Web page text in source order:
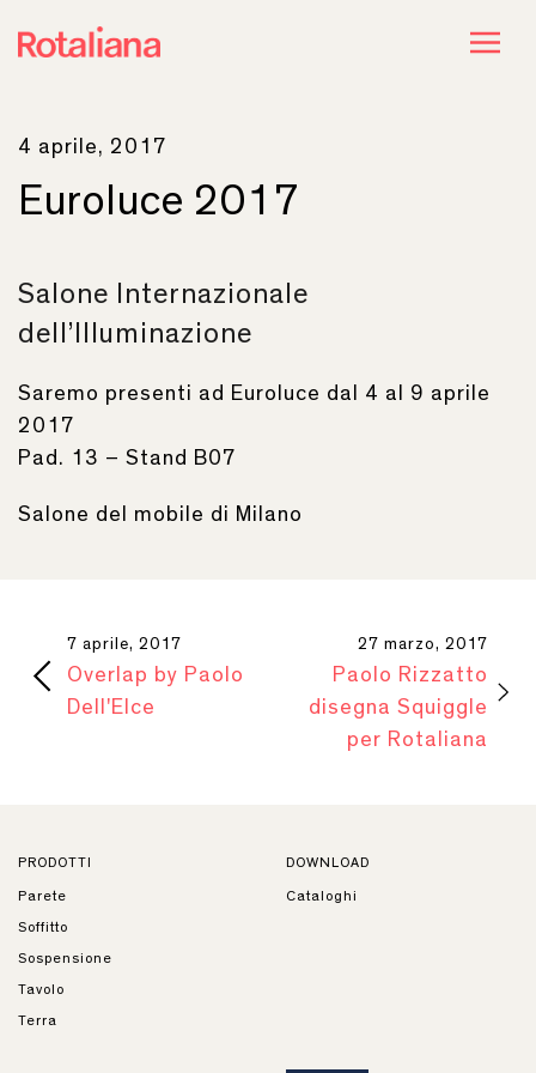
4 aprile, 2017
Euroluce 2017
Salone Internazionale
dell’Illuminazione
Saremo presenti ad Euroluce dal 4 al 9 aprile
2017
Pad. 13 – Stand B07
Salone del mobile di Milano
7 aprile, 2017
Overlap by Paolo
Dell'Elce
27 marzo, 2017
Paolo Rizzatto
disegna Squiggle
per Rotaliana
PRODOTTI
Parete
Soffitto
Sospensione
Tavolo
Terra
DOWNLOAD
Cataloghi